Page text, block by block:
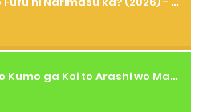
Natsuiro no Kumo ga Koi to Arashi wo Makiokosu (2026) - 01 Subtitle Indonesia